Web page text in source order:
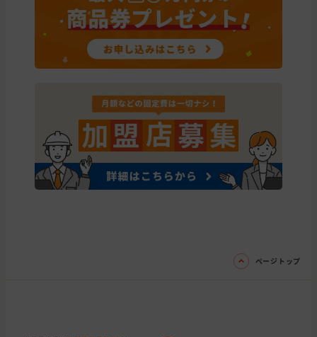
ページトップ